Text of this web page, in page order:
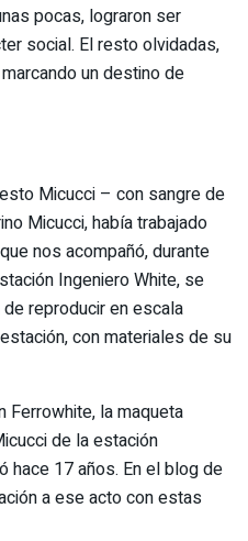
pocas, lograron ser
social. El resto olvidadas,
un destino de
Micucci – con sangre de
Micucci, había trabajado
nos acompañó, durante
Ingeniero White, se
reproducir en escala
con materiales de su
Ferrowhite, la maqueta
de la estación
hace 17 años. En el blog de
a ese acto con estas